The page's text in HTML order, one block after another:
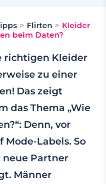
> Flirten > Kleider
beim Daten?
richtigen Kleider
zu einer
Das zeigt
das Thema „Wie
Denn, vor
Labels. So
neue Partner
Männer